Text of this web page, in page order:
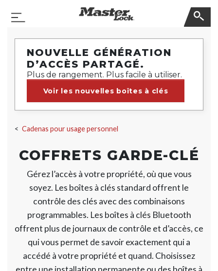
Basculer la navigation
NOUVELLE GÉNÉRATION
D’ACCÈS PARTAGÉ.
Plus de rangement. Plus facile à utiliser.
Voir les nouvelles boîtes à clés
Cadenas pour usage personnel
COFFRETS GARDE-CLÉ
Gérez l’accès à votre propriété, où que vous
soyez. Les boîtes à clés standard offrent le
contrôle des clés avec des combinaisons
programmables. Les boîtes à clés Bluetooth
offrent plus de journaux de contrôle et d’accès, ce
qui vous permet de savoir exactement qui a
accédé à votre propriété et quand. Choisissez